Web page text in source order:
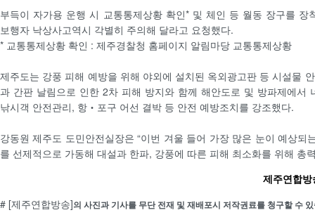
부득이 자가용 운행 시 교통통제상황 확인* 및 체인 등 월동 장구를 장
보행자 낙상사고역시 각별히 주의해 달라고 요청했다.
* 교통통제상황 확인 : 제주경찰청 홈페이지 알림마당 교통통제상황
제주도는 강풍 피해 예방을 위해 야외에 설치된 옥외광고판 등 시설물
과 간판 날림으로 인한 2차 피해 방지와 함께 해안도로 및 방파제에서
낚시객 안전관리, 항‧포구 어선 결박 등 안전 예방조치를 강조했다.
강동원 제주도 도민안전실장은 “이번 겨울 들어 가장 많은 눈이 예상되
를 선제적으로 가동해 대설과 한파, 강풍에 따른 피해 최소화를 위해 총
제주연합
# [제주연합방송]의 사진과 기사를 무단 전재 및 재배포시 저작권료를 청구할 수